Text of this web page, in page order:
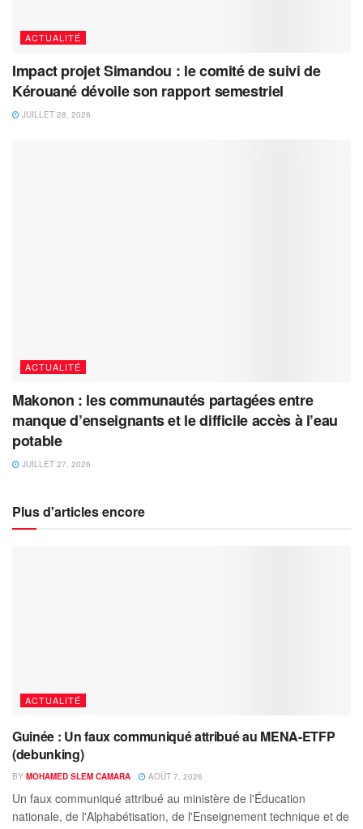
ACTUALITÉ
Impact projet Simandou : le comité de suivi de
Kérouané dévoile son rapport semestriel
JUILLET 28, 2026
ACTUALITÉ
Makonon : les communautés partagées entre
manque d’enseignants et le difficile accès à l’eau
potable
JUILLET 27, 2026
Plus d'articles encore
ACTUALITÉ
Guinée : Un faux communiqué attribué au MENA-ETFP
(debunking)
BY MOHAMED SLEM CAMARA AOÛT 7, 2026
Un faux communiqué attribué au ministère de l'Éducation
nationale, de l'Alphabétisation, de l'Enseignement technique et de